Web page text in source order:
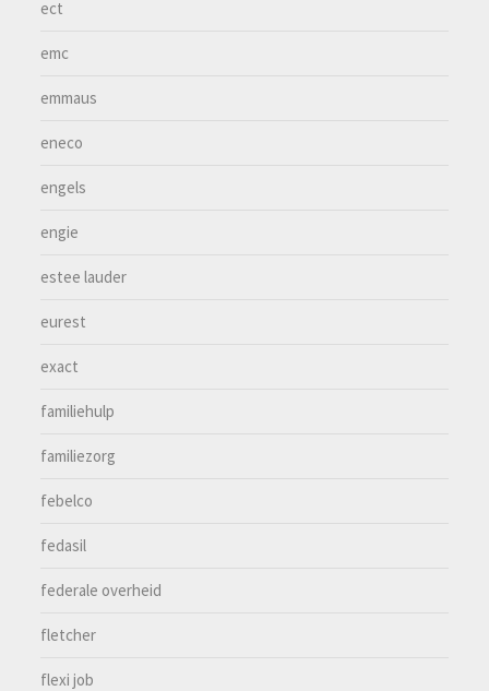
ect
emc
emmaus
eneco
engels
engie
estee lauder
eurest
exact
familiehulp
familiezorg
febelco
fedasil
federale overheid
fletcher
flexi job